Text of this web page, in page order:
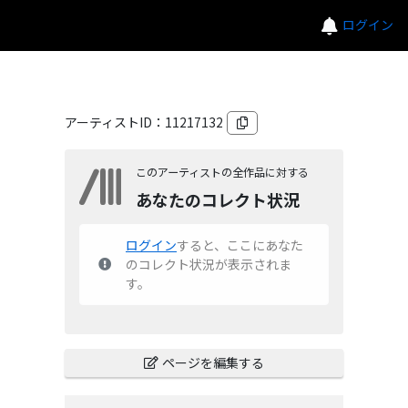
ログイン
アーティストID： 11217132
このアーティストの全作品に対する
あなたのコレクト状況
ログインすると、ここにあなた
のコレクト状況が表示されま
す。
ページを編集する